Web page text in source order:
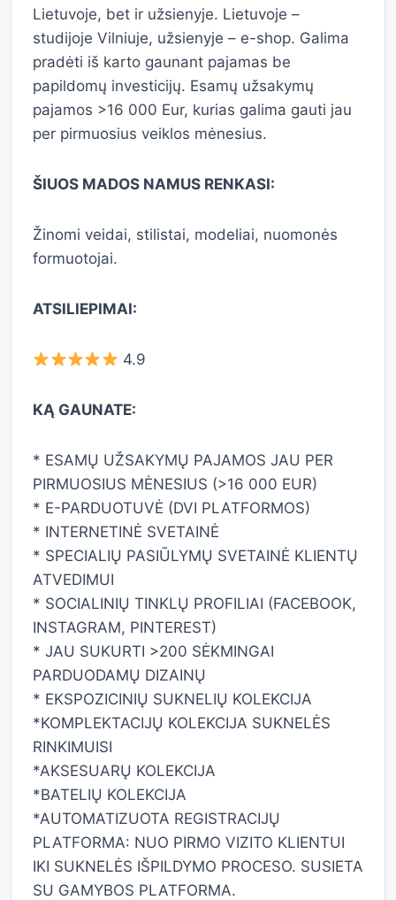
Lietuvoje, bet ir užsienyje. Lietuvoje –
studijoje Vilniuje, užsienyje – e-shop. Galima
pradėti iš karto gaunant pajamas be
papildomų investicijų. Esamų užsakymų
pajamos >16 000 Eur, kurias galima gauti jau
per pirmuosius veiklos mėnesius.
ŠIUOS MADOS NAMUS RENKASI:
Žinomi veidai, stilistai, modeliai, nuomonės
formuotojai.
ATSILIEPIMAI:
4.9
KĄ GAUNATE:
* ESAMŲ UŽSAKYMŲ PAJAMOS JAU PER
PIRMUOSIUS MĖNESIUS (>16 000 EUR)
* E-PARDUOTUVĖ (DVI PLATFORMOS)
* INTERNETINĖ SVETAINĖ
* SPECIALIŲ PASIŪLYMŲ SVETAINĖ KLIENTŲ
ATVEDIMUI
* SOCIALINIŲ TINKLŲ PROFILIAI (FACEBOOK,
INSTAGRAM, PINTEREST)
* JAU SUKURTI >200 SĖKMINGAI
PARDUODAMŲ DIZAINŲ
* EKSPOZICINIŲ SUKNELIŲ KOLEKCIJA
*KOMPLEKTACIJŲ KOLEKCIJA SUKNELĖS
RINKIMUISI
*AKSESUARŲ KOLEKCIJA
*BATELIŲ KOLEKCIJA
*AUTOMATIZUOTA REGISTRACIJŲ
PLATFORMA: NUO PIRMO VIZITO KLIENTUI
IKI SUKNELĖS IŠPILDYMO PROCESO. SUSIETA
SU GAMYBOS PLATFORMA.